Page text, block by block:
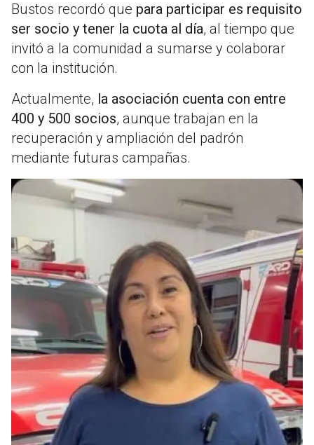
Bustos recordó que para participar es requisito
ser socio y tener la cuota al día, al tiempo que
invitó a la comunidad a sumarse y colaborar
con la institución.
Actualmente, la asociación cuenta con entre
400 y 500 socios, aunque trabajan en la
recuperación y ampliación del padrón
mediante futuras campañas.